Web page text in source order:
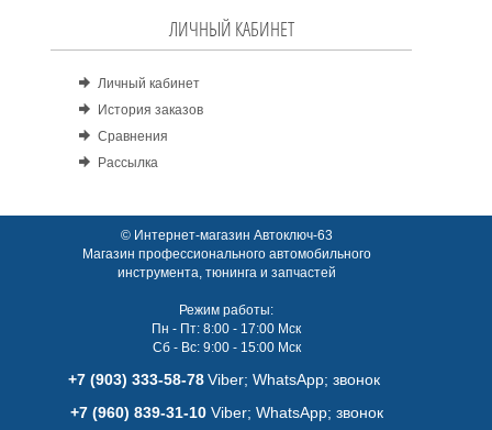
ЛИЧНЫЙ КАБИНЕТ
Личный кабинет
История заказов
Сравнения
Рассылка
© Интернет-магазин Автоключ-63
Магазин профессионального автомобильного
инструмента, тюнинга и запчастей
Режим работы:
Пн - Пт: 8:00 - 17:00 Мск
Сб - Вс: 9:00 - 15:00 Мск
+7 (903) 333-58-78 Viber; WhatsАpp; звонок
+7 (960) 839-31-10Viber; WhatsАpp; звонок